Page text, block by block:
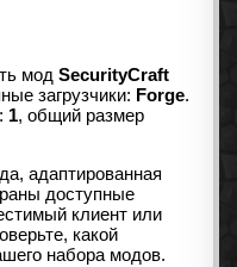
мод SecurityCraft
загрузчики: Forge.
1, общий размер
адаптированная
доступные
клиент или
какой
набора модов.